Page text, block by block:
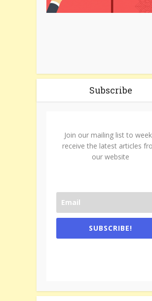
Subscribe
Join our mailing list to
receive the latest articles
our website
SUBSCRIBE!